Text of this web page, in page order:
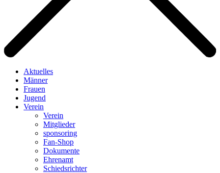
Aktuelles
Männer
Frauen
Jugend
Verein
Verein
Mitglieder
sponsoring
Fan-Shop
Dokumente
Ehrenamt
Schiedsrichter